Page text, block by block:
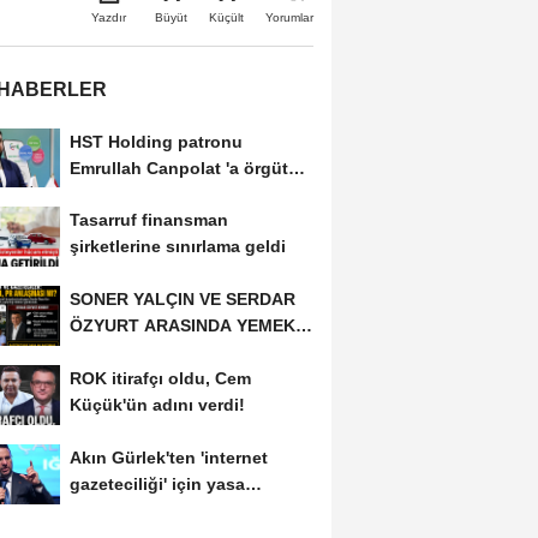
Yazdır Büyüt Küçült Yorumlar
HST Holding patronu
Emrullah Canpolat 'a örgüt
Tasarruf finansman
şirketlerine sınırlama geldi
SONER YALÇIN VE SERDAR
ÖZYURT ARASINDA YEMEK
ROK itirafçı oldu, Cem
Küçük'ün adını verdi!
Akın Gürlek'ten 'internet
gazeteciliği' için yasa